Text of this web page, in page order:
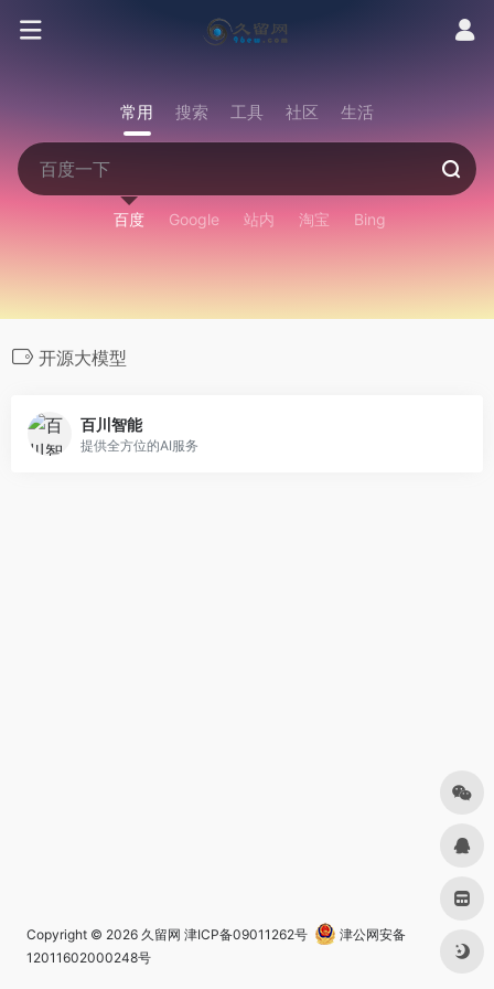
常用 搜索 工具 社区 生活
百度 Google 站内 淘宝 Bing
开源大模型
百川智能
提供全方位的AI服务
Copyright © 2026 久留网 津ICP备09011262号
津公网安备
12011602000248号